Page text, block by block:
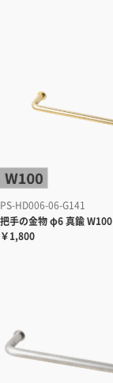
PS-HD006-06-G141
把手の金物 φ6 真鍮 W100
￥1,800